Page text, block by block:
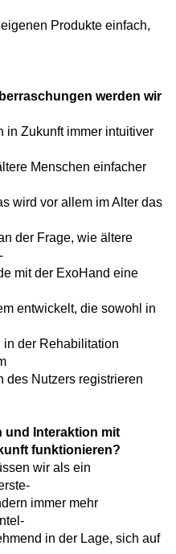
Produkte einfach,
werden wir
in Zukunft immer intuitiver
Menschen einfacher
wird vor allem im Alter das
der Frage, wie ältere
mit der ExoHand eine
entwickelt, die sowohl in
in der Rehabilitation
des Nutzers registrieren
und Interaktion mit
funktionieren?
wir als ein
immer mehr
in der Lage, sich auf